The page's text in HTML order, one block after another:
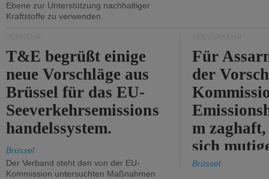
Ebene zur Unterstützung nachhaltiger
Kraftstoffe zu verwenden.
T&E begrüßt einige
neue Vorschläge aus
Brüssel für das EU-
Seeverkehrsemissions
handelssystem.
Brüssel
Der Verband steht den von der EU-
Kommission untersuchten Maßnahmen
Für
der
m
sich
Brüssel